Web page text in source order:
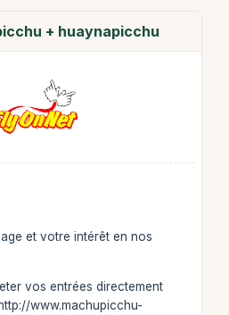
+ huaynapicchu
et votre intérêt en nos
vos entrées directement
www.machupicchu-